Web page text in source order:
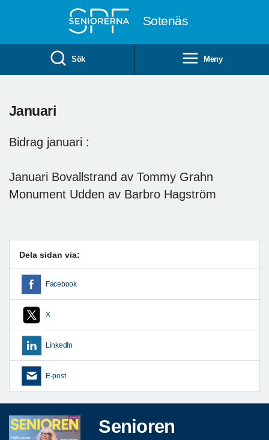
Sotenäs
Sök Meny
Januari
Bidrag januari :
Januari Bovallstrand av Tommy Grahn
Monument Udden av Barbro Hagström
Dela sidan via:
Facebook
X
LinkedIn
E-post
Senioren